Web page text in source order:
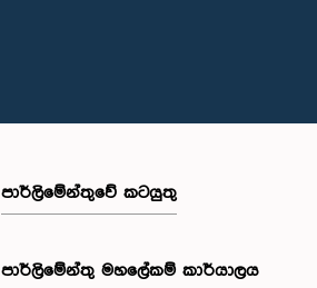
පාර්ලිමේන්තුවේ කටයුතු
පාර්ලිමේන්තු මහලේකම් කාර්යාලය